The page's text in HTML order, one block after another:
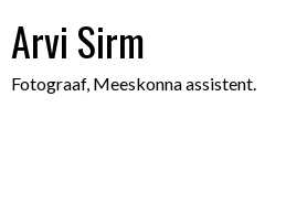
Arvi Sirm
Fotograaf, Meeskonna assistent.